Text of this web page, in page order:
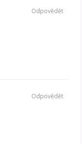
Odpovědět
Odpovědět